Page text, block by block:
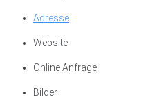
Adresse
Website
Online Anfrage
Bilder